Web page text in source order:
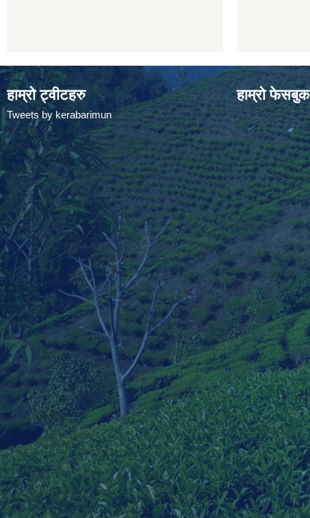
हाम्रो ट्वीटहरु
Tweets by kerabarimun
हाम्रो फेसबुक